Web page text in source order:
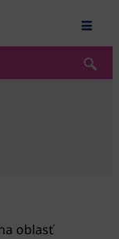
oblasť